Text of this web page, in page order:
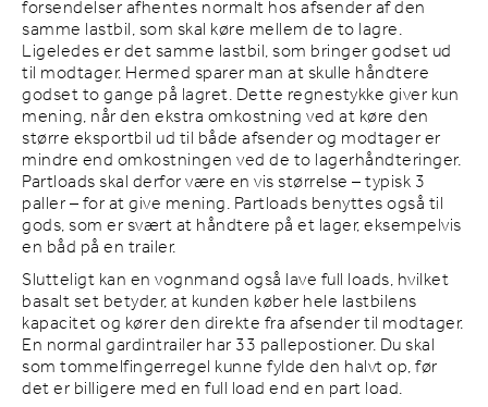
forsendelser afhentes normalt hos afsender af den
samme lastbil, som skal køre mellem de to lagre.
Ligeledes er det samme lastbil, som bringer godset ud
til modtager. Hermed sparer man at skulle håndtere
godset to gange på lagret. Dette regnestykke giver kun
mening, når den ekstra omkostning ved at køre den
større eksportbil ud til både afsender og modtager er
mindre end omkostningen ved de to lagerhåndteringer.
Partloads skal derfor være en vis størrelse – typisk 3
paller – for at give mening. Partloads benyttes også til
gods, som er svært at håndtere på et lager, eksempelvis
en båd på en trailer.
Slutteligt kan en vognmand også lave full loads, hvilket
basalt set betyder, at kunden køber hele lastbilens
kapacitet og kører den direkte fra afsender til modtager.
En normal gardintrailer har 33 pallepostioner. Du skal
som tommelfingerregel kunne fylde den halvt op, før
det er billigere med en full load end en part load.